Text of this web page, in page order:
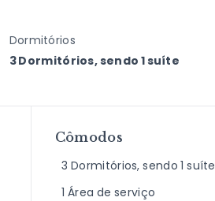
Dormitórios
3 Dormitórios, sendo 1 suíte
Cômodos
3 Dormitórios, sendo 1 suíte
1 Área de serviço